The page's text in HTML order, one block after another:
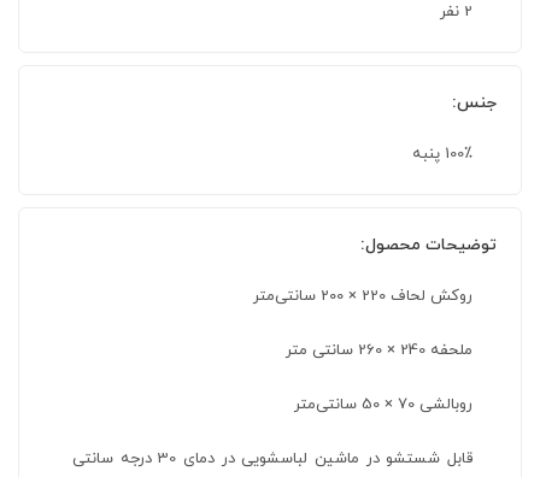
2 نفر
جنس:
100٪ پنبه
توضیحات محصول:
روکش لحاف 220 × 200 سانتی‌متر
ملحفه 240 × 260 سانتی متر
روبالشی 70 × 50 سانتی‌متر
قابل شستشو در ماشین لباسشویی در دمای 30 درجه سانتی